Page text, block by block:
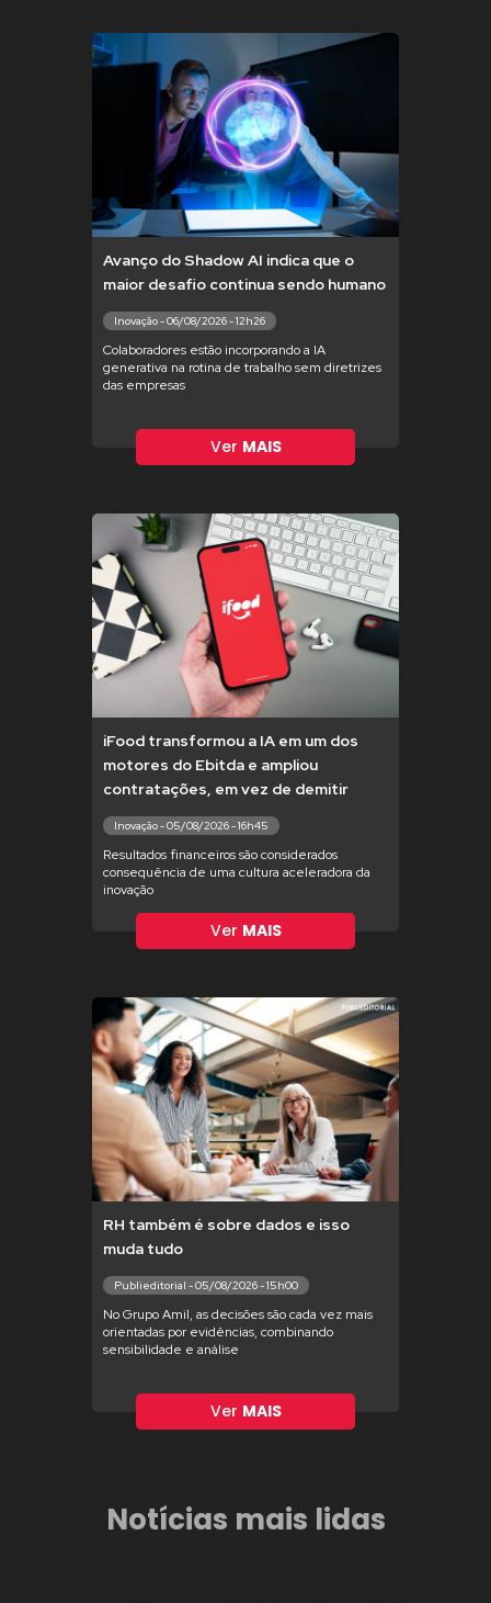
Avanço do Shadow AI indica que o
maior desafio continua sendo humano
Inovação - 06/08/2026 - 12h26
Colaboradores estão incorporando a IA
generativa na rotina de trabalho sem diretrizes
das empresas
Ver MAIS
iFood transformou a IA em um dos
motores do Ebitda e ampliou
contratações, em vez de demitir
Inovação - 05/08/2026 - 16h45
Resultados financeiros são considerados
consequência de uma cultura aceleradora da
inovação
Ver MAIS
RH também é sobre dados e isso
muda tudo
Publieditorial - 05/08/2026 - 15h00
No Grupo Amil, as decisões são cada vez mais
orientadas por evidências, combinando
sensibilidade e análise
Ver MAIS
Notícias mais lidas